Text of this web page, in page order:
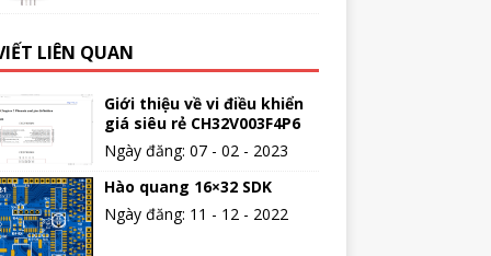
LIÊN QUAN
Giới thiệu về vi điều khiển
giá siêu rẻ CH32V003F4P6
Ngày đăng: 07 - 02 - 2023
Hào quang 16×32 SDK
Ngày đăng: 11 - 12 - 2022